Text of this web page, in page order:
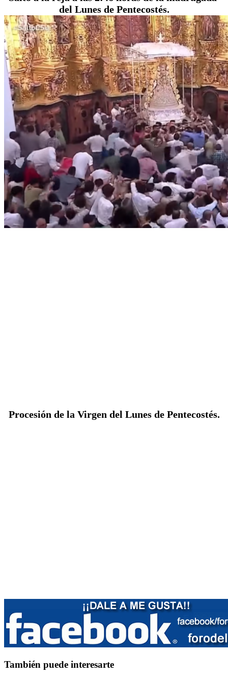
del Lunes de Pentecostés.
Procesión de la Virgen del Lunes de Pentecostés.
También puede interesarte